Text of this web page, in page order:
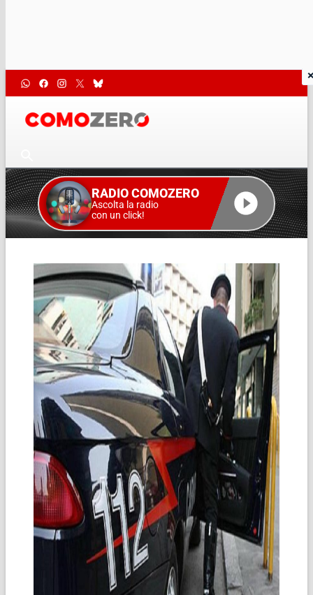
RADIO COMOZERO
Ascolta la radio
con un click!